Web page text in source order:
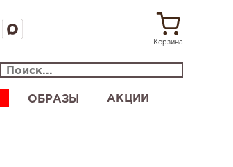
Корзина
ОБРАЗЫ АКЦИИ